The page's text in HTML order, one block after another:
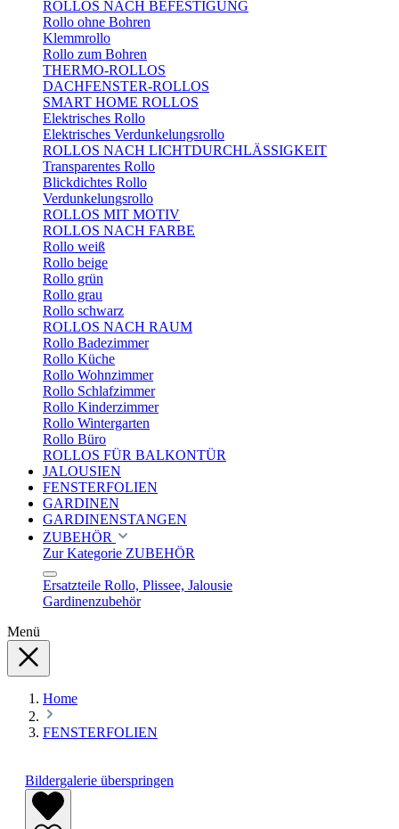
ROLLOS NACH BEFESTIGUNG
Rollo ohne Bohren
Klemmrollo
Rollo zum Bohren
THERMO-ROLLOS
DACHFENSTER-ROLLOS
SMART HOME ROLLOS
Elektrisches Rollo
Elektrisches Verdunkelungsrollo
ROLLOS NACH LICHTDURCHLÄSSIGKEIT
Transparentes Rollo
Blickdichtes Rollo
Verdunkelungsrollo
ROLLOS MIT MOTIV
ROLLOS NACH FARBE
Rollo weiß
Rollo beige
Rollo grün
Rollo grau
Rollo schwarz
ROLLOS NACH RAUM
Rollo Badezimmer
Rollo Küche
Rollo Wohnzimmer
Rollo Schlafzimmer
Rollo Kinderzimmer
Rollo Wintergarten
Rollo Büro
ROLLOS FÜR BALKONTÜR
JALOUSIEN
FENSTERFOLIEN
GARDINEN
GARDINENSTANGEN
ZUBEHÖR
Zur Kategorie ZUBEHÖR
Ersatzteile Rollo, Plissee, Jalousie
Gardinenzubehör
Menü
Home
FENSTERFOLIEN
Bildergalerie überspringen